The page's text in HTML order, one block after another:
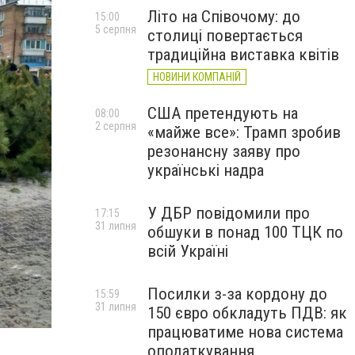
kupit elku v Vyshnevom
Літо на Співочому: до
столиці повертається
традиційна виставка квітів
НОВИНИ КОМПАНІЙ
15:00
5 серпня
США претендують на
«майже все»: Трамп зробив
резонансну заяву про
українські надра
08:00
2 серпня
У ДБР повідомили про
обшуки в понад 100 ТЦК по
всій Україні
17:15
31 липня
Посилки з-за кордону до
150 євро обкладуть ПДВ: як
працюватиме нова система
оподаткування
15:59
31 липня